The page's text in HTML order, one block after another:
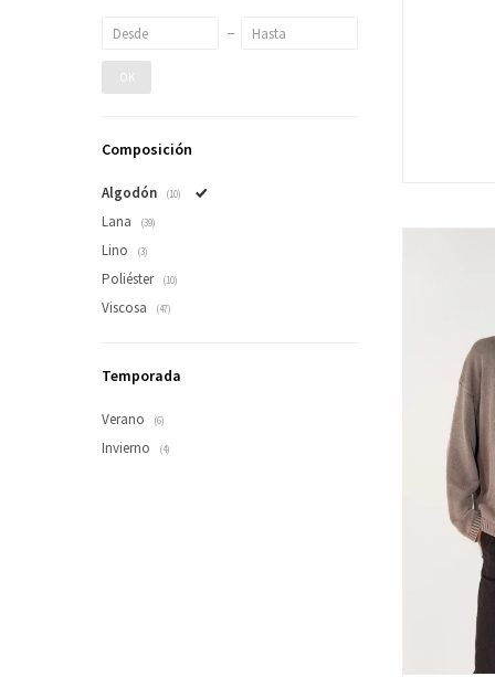
OK
Composición
Algodón (10)
Lana (39)
Lino (3)
Poliéster (10)
Viscosa (47)
Temporada
Verano (6)
Invierno (4)